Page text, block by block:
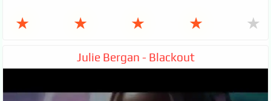
★ ★ ★ ★ ★
Julie Bergan - Blackout